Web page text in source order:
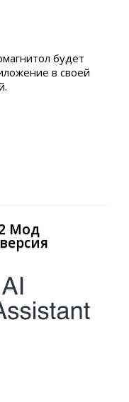
будет
в своей
Мод